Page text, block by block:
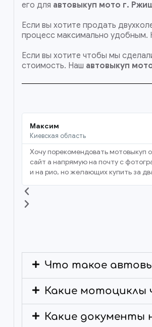
его для автовыкуп мото г.
Если вы хотите продать
процесс максимально удобным.
Если вы хотите чтобы мы
стоимость. Наш автовыкуп
Максим
Киевская область
Хочу порекомендовать мотовыкуп
сайт а напрямую на почту с
и на рио, но желающих купить за
Что такое
Какие мотоциклы
Какие документы